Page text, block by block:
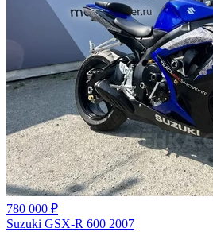
780 000 ₽
Suzuki GSX-R 600 2007